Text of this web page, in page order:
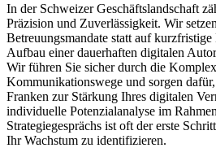
In der Schweizer Geschäftslandschaft
Präzision und Zuverlässigkeit. Wir
Betreuungsmandate statt auf
Aufbau einer dauerhaften digitalen
Wir führen Sie sicher durch die
Kommunikationswege und sorgen
Franken zur Stärkung Ihres digitalen
individuelle Potenzialanalyse im
Strategiegesprächs ist oft der erste
Ihr Wachstum zu identifizieren.